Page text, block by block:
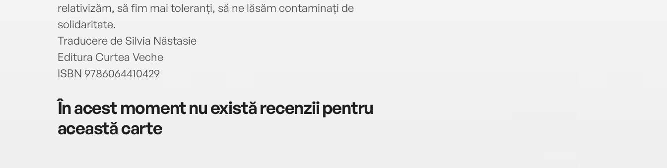
relativizăm, să fim mai toleranți, să ne lăsăm contaminați de
solidaritate.
Traducere de Silvia Năstasie
Editura Curtea Veche
ISBN 9786064410429
În acest moment nu există recenzii pentru
această carte